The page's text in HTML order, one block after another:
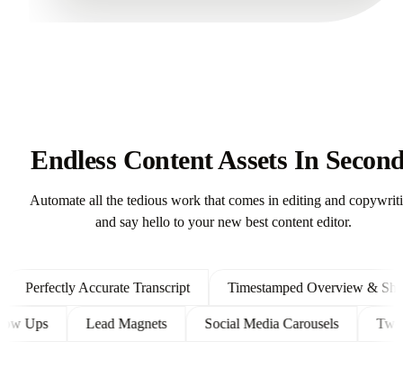
Endless Content Assets In
Automate all the tedious work that comes in editing and
and say hello to your new best content editor.
Accurate Transcript Timestamped Overview &
Follow Ups Lead Magnets Social Media Carousels